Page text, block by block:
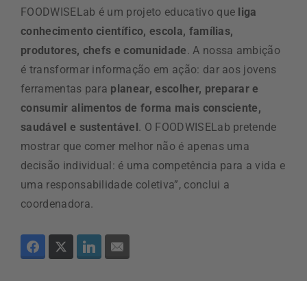
FOODWISELab é um projeto educativo que liga
conhecimento científico, escola, famílias,
produtores, chefs e comunidade. A nossa ambição
é transformar informação em ação: dar aos jovens
ferramentas para planear, escolher, preparar e
consumir alimentos de forma mais consciente,
saudável e sustentável. O FOODWISELab pretende
mostrar que comer melhor não é apenas uma
decisão individual: é uma competência para a vida e
uma responsabilidade coletiva”, conclui a
coordenadora.